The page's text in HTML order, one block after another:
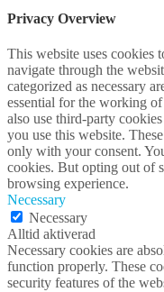
Privacy Overview
This website uses cookies
navigate through the
categorized as necessary
essential for the working
also use third-party
you use this website.
only with your consent.
cookies. But opting out of
browsing experience.
Necessary
Necessary
Alltid aktiverad
Necessary cookies are
function properly. These
security features of the